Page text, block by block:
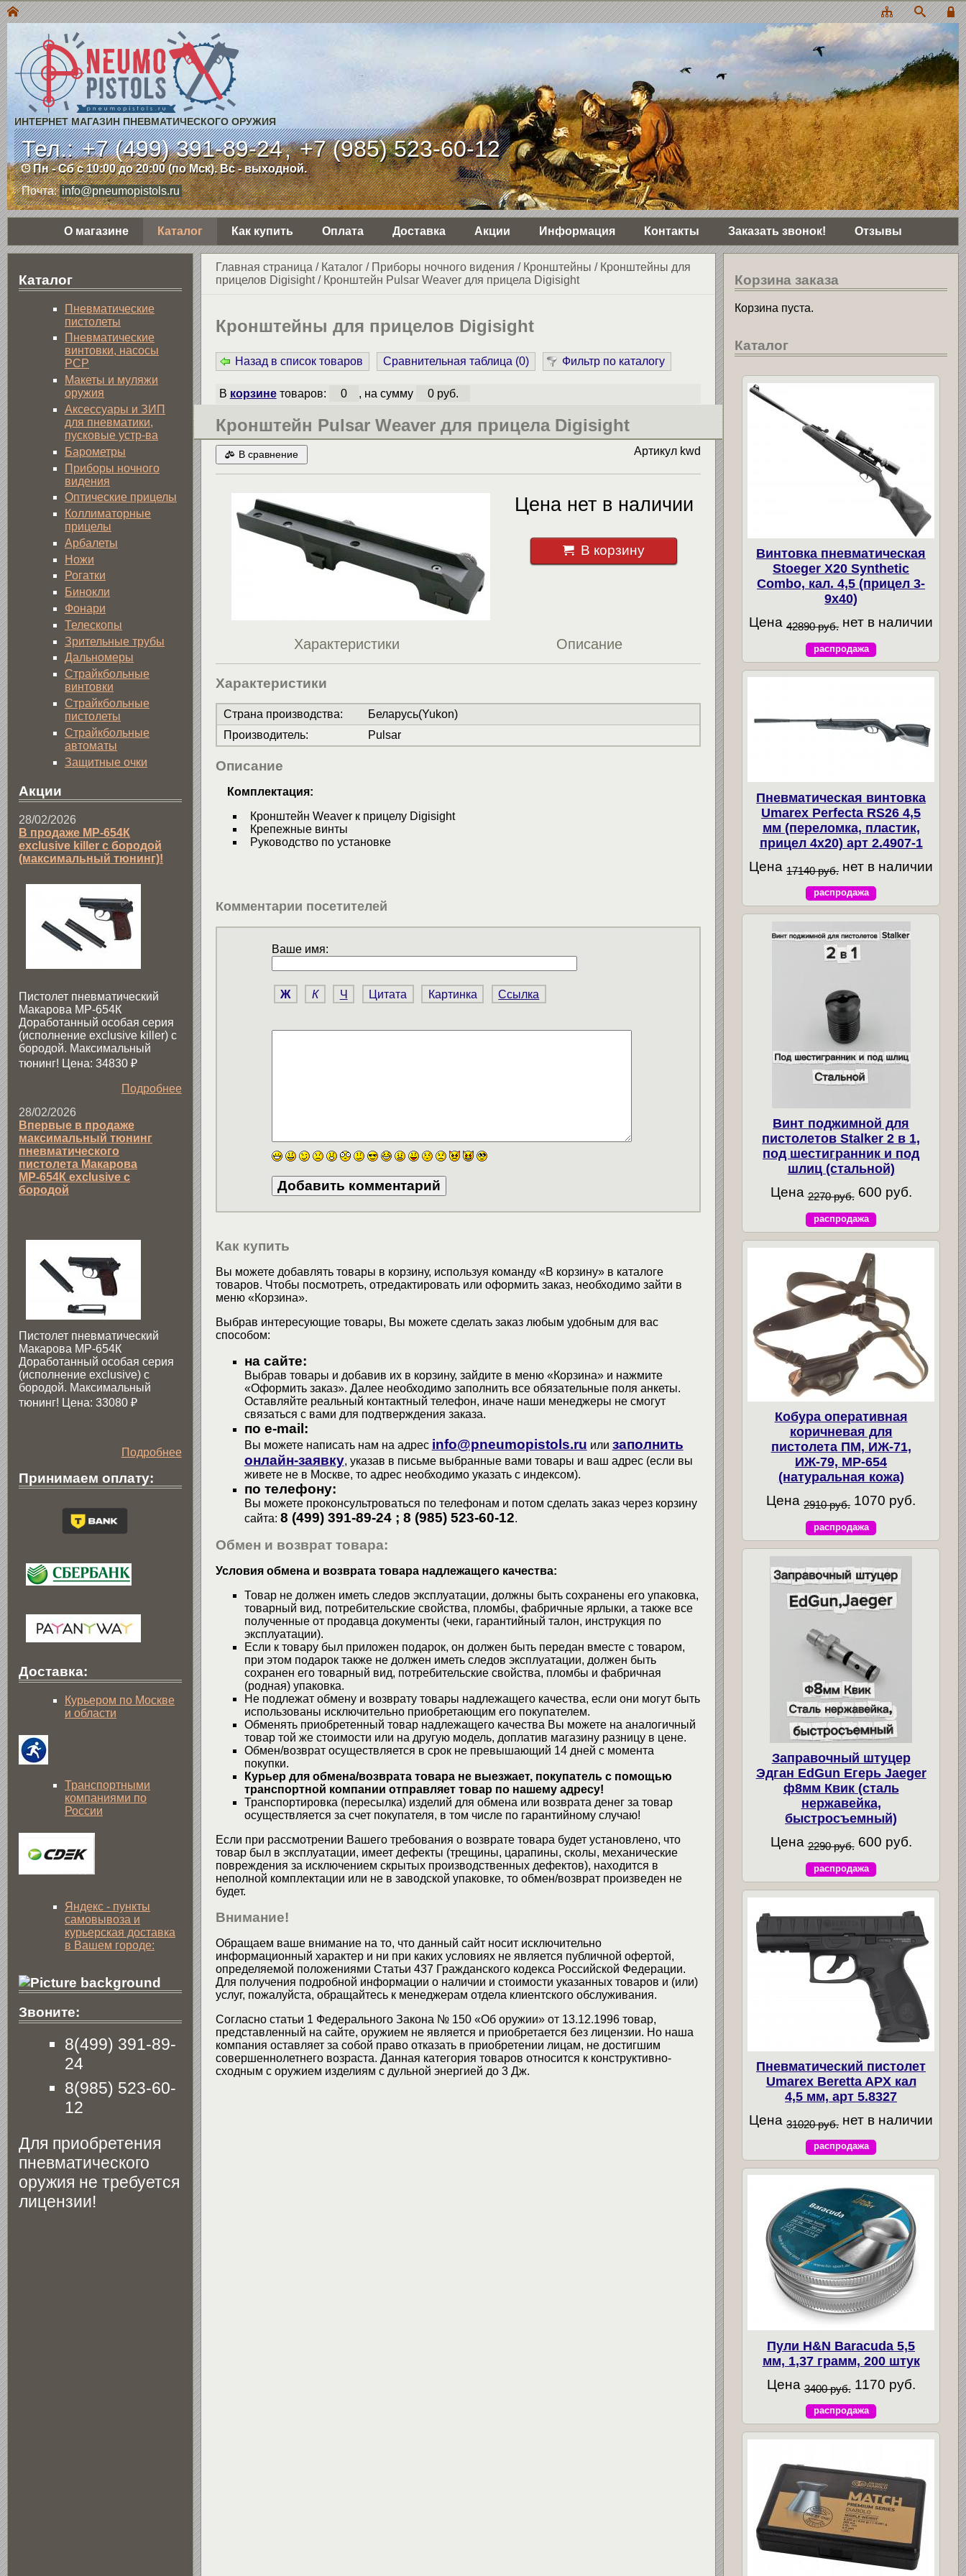
ИНТЕРНЕТ МАГАЗИН ПНЕВМАТИЧЕСКОГО ОРУЖИЯ
Тел.:+7 (499) 391-89-24,+7 (985) 523-60-12
Пн - Сб с 10:00 до 20:00 (по Мск). Вс - выходной.
Почта: info@pneumopistols.ru
О магазине Каталог Как купить Оплата Доставка Акции Информация Контакты Заказать звонок! Отзывы
Главная страница / Каталог/ Приборы ночного видения / Кронштейны / Кронштейны для
прицелов Digisight/ Кронштейн Pulsar Weaver для прицела Digisight
Кронштейны для прицелов Digisight
Назад в список товаров Сравнительная таблица (0) Фильтр по каталогу
В корзинетоваров: 0 , на сумму 0 руб.
Кронштейн Pulsar Weaver для прицела Digisight
В сравнение Артикул kwd
Цена нет в наличии
В корзину
Характеристики Описание
Характеристики
Страна производства:
Беларусь(Yukon)
Производитель: Pulsar
Описание
Комплектация:
Кронштейн Weaver к прицелу Digisight
Крепежные винты
Руководство по установке
Комментарии посетителей
Ваше имя:
Ж К Ч Цитата Картинка Ссылка
Как купить
Вы можете добавлять товары в корзину, используя команду «В корзину» в каталоге
товаров. Чтобы посмотреть, отредактировать или оформить заказ, необходимо зайти в
меню «Корзина».
Выбрав интересующие товары, Вы можете сделать заказ любым удобным для вас
способом:
на сайте:
Выбрав товары и добавив их в корзину, зайдите в меню «Корзина» и нажмите
«Оформить заказ». Далее необходимо заполнить все обязательные поля анкеты.
Оставляйте реальный контактный телефон, иначе наши менеджеры не смогут
связаться с вами для подтверждения заказа.
по e-mail:
Вы можете написать нам на адрес info@pneumopistols.ru или заполнить
онлайн-заявку, указав в письме выбранные вами товары и ваш адрес (если вы
живете не в Москве, то адрес необходимо указать с индексом).
по телефону:
Вы можете проконсультроваться по телефонам и потом сделать заказ через корзину
сайта: 8 (499) 391-89-24 ; 8 (985) 523-60-12.
Обмен и возврат товара:
Условия обмена и возврата товара надлежащего качества:
Товар не должен иметь следов эксплуатации, должны быть сохранены его упаковка,
товарный вид, потребительские свойства, пломбы, фабричные ярлыки, а также все
полученные от продавца документы (чеки, гарантийный талон, инструкция по
эксплуатации).
Если к товару был приложен подарок, он должен быть передан вместе с товаром,
при этом подарок также не должен иметь следов эксплуатации, должен быть
сохранен его товарный вид, потребительские свойства, пломбы и фабричная
(родная) упаковка.
Не подлежат обмену и возврату товары надлежащего качества, если они могут быть
использованы исключительно приобретающим его покупателем.
Обменять приобретенный товар надлежащего качества Вы можете на аналогичный
товар той же стоимости или на другую модель, доплатив магазину разницу в цене.
Обмен/возврат осуществляется в срок не превышающий 14 дней с момента
покупки.
Курьер для обмена/возврата товара не выезжает, покупатель с помощью
транспортной компании отправляет товар по нашему адресу!
Транспортировка (пересылка) изделий для обмена или возврата денег за товар
осуществляется за счет покупателя, в том числе по гарантийному случаю!
Если при рассмотрении Вашего требования о возврате товара будет установлено, что
товар был в эксплуатации, имеет дефекты (трещины, царапины, сколы, механические
повреждения за исключением скрытых производственных дефектов), находится в
неполной комплектации или не в заводской упаковке, то обмен/возврат произведен не
будет.
Внимание!
Обращаем ваше внимание на то, что данный сайт носит исключительно
информационный характер и ни при каких условиях не является публичной офертой,
определяемой положениями Статьи 437 Гражданского кодекса Российской Федерации.
Для получения подробной информации о наличии и стоимости указанных товаров и (или)
услуг, пожалуйста, обращайтесь к менеджерам отдела клиентского обслуживания.
Согласно статьи 1 Федерального Закона № 150 «Об оружии» от 13.12.1996 товар,
представленный на сайте, оружием не является и приобретается без лицензии. Но наша
компания оставляет за собой право отказать в приобретении лицам, не достигшим
совершеннолетнего возраста. Данная категория товаров относится к конструктивно-
сходным с оружием изделиям с дульной энергией до 3 Дж.
Каталог
Пнев­ма­ти­чес­кие
пистолеты
Пневматические
винтовки, насосы
PCP
Макеты и муляжи
оружия
Аксессуары и ЗИП
для пневматики,
пусковые устр-ва
Барометры
Приборы ночного
видения
Оптические прицелы
Коллиматорные
прицелы
Арбалеты
Ножи
Рогатки
Бинокли
Фонари
Телескопы
Зрительные трубы
Дальномеры
Страйкбольные
винтовки
Страйкбольные
пистолеты
Страйкбольные
автоматы
Защитные очки
Акции
28/02/2026
В продаже МР-654К
exclusive killer с бородой
(максимальный тюнинг)!
Пистолет пневматический
Макарова МР-654К
Доработанный особая серия
(исполнение exclusive killer) с
бородой. Максимальный
тюнинг! Цена: 34830 ₽
Подробнее
28/02/2026
Впервые в продаже
максимальный тюнинг
пневматического
пистолета Макарова
МР-654К exclusive с
бородой
Пистолет пневматический
Макарова МР-654К
Доработанный особая серия
(исполнение exclusive) c
бородой. Максимальный
тюнинг! Цена: 33080 ₽
Подробнее
Принимаем оплату:
Доставка:
Курьером по Москве
и области
Транспортными
компаниями по
России
Яндекс - пункты
самовывоза и
курьерская доставка
в Вашем городе:
Звоните:
8(499) 391-89-
24
8(985) 523-60-
12
Для приобретения
пневматического
оружия не требуется
лицензии!
Корзина заказа
Корзина пуста.
Каталог
Винтовка пневматическая
Stoeger X20 Synthetic
Combo, кал. 4,5 (прицел 3-
9х40)
Цена 42890 руб. нет в наличии
распродажа
Пневматическая винтовка
Umarex Perfecta RS26 4,5
мм (переломка, пластик,
прицел 4x20) арт 2.4907-1
Цена 17140 руб. нет в наличии
распродажа
Винт поджимной для
пистолетов Stalker 2 в 1,
под шестигранник и под
шлиц (стальной)
Цена 2270 руб. 600 руб.
распродажа
Кобура оперативная
коричневая для
пистолета ПМ, ИЖ-71,
ИЖ-79, МР-654
(натуральная кожа)
Цена 2910 руб. 1070 руб.
распродажа
Заправочный штуцер
Эдган EdGun Егерь Jaeger
ф8мм Квик (сталь
нержавейка,
быстросъемный)
Цена 2290 руб. 600 руб.
распродажа
Пневматический пистолет
Umarex Beretta APX кал
4,5 мм, арт 5.8327
Цена31020 руб. нет в наличии
распродажа
Пули H&N Baracuda 5,5
мм, 1,37 грамм, 200 штук
Цена 3400 руб. 1170 руб.
распродажа